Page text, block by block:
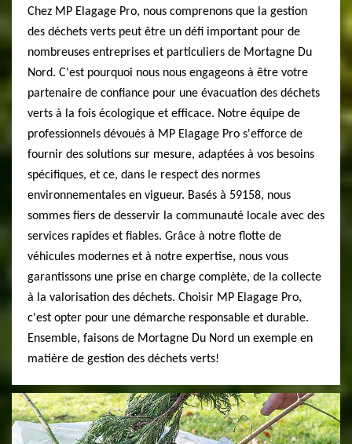
Chez MP Elagage Pro, nous comprenons que la gestion
des déchets verts peut être un défi important pour de
nombreuses entreprises et particuliers de Mortagne Du
Nord. C'est pourquoi nous nous engageons à être votre
partenaire de confiance pour une évacuation des déchets
verts à la fois écologique et efficace. Notre équipe de
professionnels dévoués à MP Elagage Pro s'efforce de
fournir des solutions sur mesure, adaptées à vos besoins
spécifiques, et ce, dans le respect des normes
environnementales en vigueur. Basés à 59158, nous
sommes fiers de desservir la communauté locale avec des
services rapides et fiables. Grâce à notre flotte de
véhicules modernes et à notre expertise, nous vous
garantissons une prise en charge complète, de la collecte
à la valorisation des déchets. Choisir MP Elagage Pro,
c'est opter pour une démarche responsable et durable.
Ensemble, faisons de Mortagne Du Nord un exemple en
matière de gestion des déchets verts!